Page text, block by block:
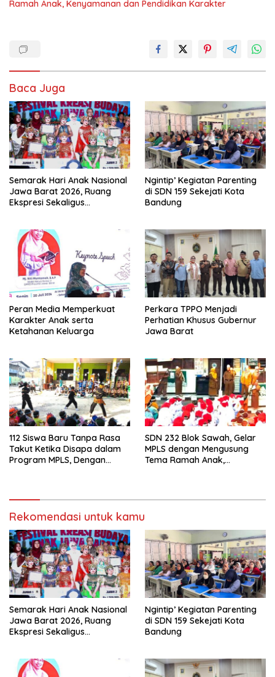
Ramah Anak, Kenyamanan dan Pendidikan Karakter
Baca Juga
Semarak Hari Anak Nasional
Jawa Barat 2026, Ruang
Ekspresi Sekaligus
Ngintip’ Kegiatan Parenting
di SDN 159 Sekejati Kota
Bandung
Peran Media Memperkuat
Karakter Anak serta
Ketahanan Keluarga
Perkara TPPO Menjadi
Perhatian Khusus Gubernur
Jawa Barat
112 Siswa Baru Tanpa Rasa
Takut Ketika Disapa dalam
Program MPLS, Dengan
SDN 232 Blok Sawah, Gelar
MPLS dengan Mengusung
Tema Ramah Anak,
Rekomendasi untuk kamu
Semarak Hari Anak Nasional
Jawa Barat 2026, Ruang
Ekspresi Sekaligus
Ngintip’ Kegiatan Parenting
di SDN 159 Sekejati Kota
Bandung